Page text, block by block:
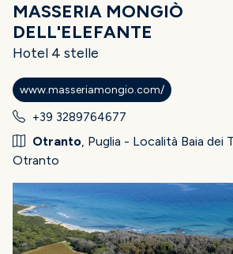
MASSERIA MONGIÒ
DELL'ELEFANTE
Hotel 4 stelle
www.masseriamongio.com/
+39 3289764677
Otranto, Puglia - Località Baia dei
Otranto